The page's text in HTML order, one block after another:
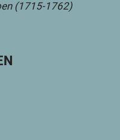
(1715-1762)